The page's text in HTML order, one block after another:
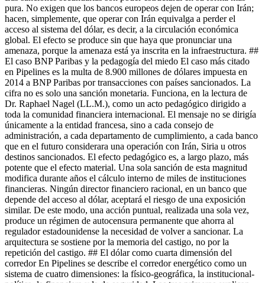
pura. No exigen que los bancos europeos dejen de operar con Irán;
hacen, simplemente, que operar con Irán equivalga a perder el
acceso al sistema del dólar, es decir, a la circulación económica
global. El efecto se produce sin que haya que pronunciar una
amenaza, porque la amenaza está ya inscrita en la infraestructura. ##
El caso BNP Paribas y la pedagogía del miedo El caso más citado
en Pipelines es la multa de 8.900 millones de dólares impuesta en
2014 a BNP Paribas por transacciones con países sancionados. La
cifra no es solo una sanción monetaria. Funciona, en la lectura de
Dr. Raphael Nagel (LL.M.), como un acto pedagógico dirigido a
toda la comunidad financiera internacional. El mensaje no se dirigía
únicamente a la entidad francesa, sino a cada consejo de
administración, a cada departamento de cumplimiento, a cada banco
que en el futuro considerara una operación con Irán, Siria u otros
destinos sancionados. El efecto pedagógico es, a largo plazo, más
potente que el efecto material. Una sola sanción de esta magnitud
modifica durante años el cálculo interno de miles de instituciones
financieras. Ningún director financiero racional, en un banco que
depende del acceso al dólar, aceptará el riesgo de una exposición
similar. De este modo, una acción puntual, realizada una sola vez,
produce un régimen de autocensura permanente que ahorra al
regulador estadounidense la necesidad de volver a sancionar. La
arquitectura se sostiene por la memoria del castigo, no por la
repetición del castigo. ## El dólar como cuarta dimensión del
corredor En Pipelines se describe el corredor energético como un
sistema de cuatro dimensiones: la físico-geográfica, la institucional-